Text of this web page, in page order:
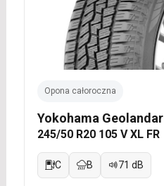
Opona całoroczna
Yokohama Geolandar
245/50 R20 105 V XL FR
C B 71 dB